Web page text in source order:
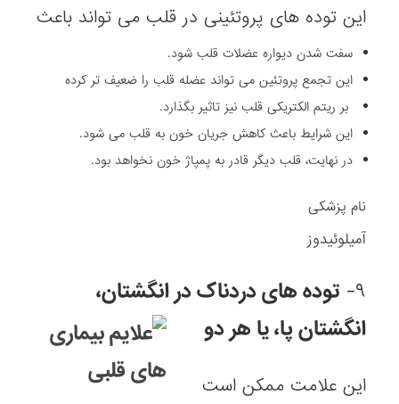
این توده های پروتئینی در قلب می تواند باعث
سفت شدن دیواره عضلات قلب شود.
این تجمع پروتئین می تواند عضله قلب را ضعیف تر کرده
بر ریتم الکتریکی قلب نیز تاثیر بگذارد.
این شرایط باعث کاهش جریان خون به قلب می شود.
در نهایت، قلب دیگر قادر به پمپاژ خون نخواهد بود.
نام پزشکی
آمیلوئیدوز
۹- توده های دردناک در انگشتان،
انگشتان پا، یا هر دو
این علامت ممکن است